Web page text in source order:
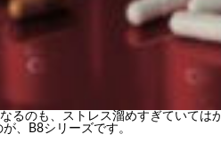
、ストレス溜めすぎていてはか
が、B8シリーズです。